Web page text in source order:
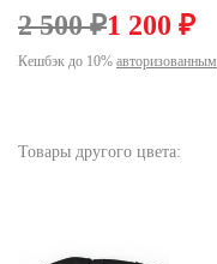
2 500 ₽1 200 ₽
Кешбэк до 10% авторизованным
Товары другого цвета: